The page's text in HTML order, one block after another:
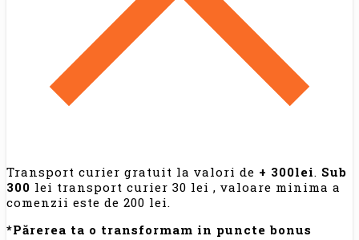
Transport curier gratuit la valori de + 300lei. Sub
300 lei transport curier 30 lei , valoare minima a
comenzii este de 200 lei.
*Părerea ta o transformam in puncte bonus